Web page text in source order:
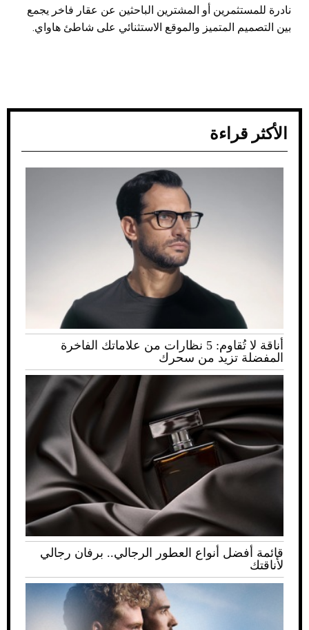
نادرة للمستثمرين أو المشترين الباحثين عن عقار فاخر يجمع
بين التصميم المتميز والموقع الاستثنائي على شاطئ هاواي.
الأكثر قراءة
أناقة لا تُقاوم: 5 نظارات من علاماتك الفاخرة
المفضلة تزيد من سحرك
قائمة أفضل أنواع العطور الرجالي.. برفان رجالي
لأناقتك